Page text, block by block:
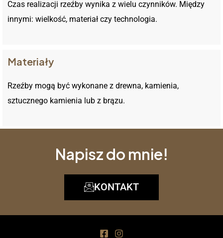
Czas realizacji rzeźby wynika z wielu czynników. Między
innymi: wielkość, materiał czy technologia.
Materiały
Rzeźby mogą być wykonane z drewna, kamienia,
sztucznego kamienia lub z brązu.
Napisz do mnie!
KONTAKT